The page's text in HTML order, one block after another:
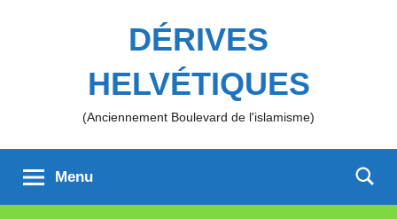
DÉRIVES
HELVÉTIQUES
(Anciennement Boulevard de l'islamisme)
Menu